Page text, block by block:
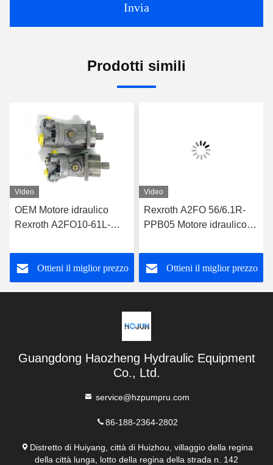
Invia
Prodotti simili
Video
OEM Motore idraulico
Rexroth A2FO10-61L-
Ottieni il miglior prezzo
Video
Rexroth A2FO 56/6.1R-
PPB05 Motore idraulico
Ottieni il miglior prezzo
Guangdong Haozheng Hydraulic Equipment
Co., Ltd.
service@hzpumpru.com
86-188-2364-2802
Distretto di Huiyang, città di Huizhou, villaggio della regina
della città lunga, lotto della regina della strada n. 142